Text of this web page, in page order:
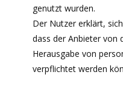
genutzt wurden.
Der Nutzer erklärt,
dass der Anbieter von
Herausgabe von
verpflichtet werden